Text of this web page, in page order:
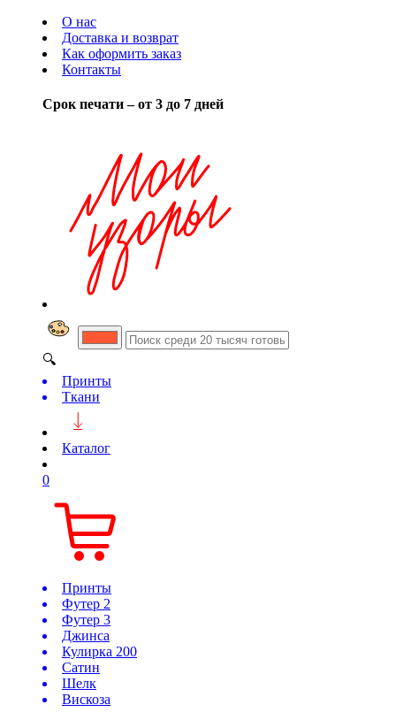
О нас
Доставка и возврат
Как оформить заказ
Контакты
Срок печати – от 3 до 7 дней
🔍
Принты
Ткани
Каталог
0
Принты
Футер 2
Футер 3
Джинса
Кулирка 200
Сатин
Шелк
Вискоза